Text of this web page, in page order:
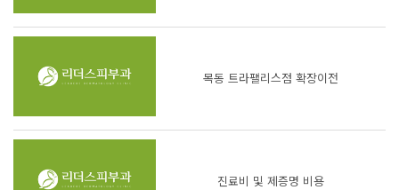
목동 트라팰리스점 확장이전
진료비 및 제증명 비용